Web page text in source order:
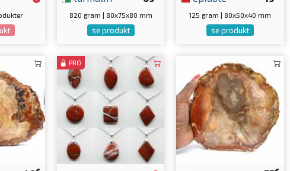
820 gram | 80x75x80 mm
se produkt
125 gram | 80x50x40 mm
se produkt
PRO